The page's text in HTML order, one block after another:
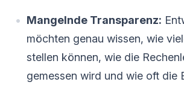
Mangelnde Transparenz:
möchten genau wissen, wie
stellen können, wie die
gemessen wird und wie oft die